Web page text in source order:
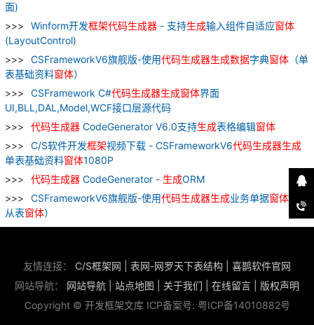
面)
Winform开发框架代码生成器 - 支持生成输入组件自适应窗体
(LayoutControl)
CSFrameworkV6旗舰版-使用代码生成器生成数据字典窗体 （单
表基础资料窗体）
CSFramework C#代码生成器生成窗体界面
UI,BLL,DAL,Model,WCF接口层源代码
代码生成器 CodeGenerator V6.0支持生成表格编辑窗体
C/S软件开发框架视频下载 - CSFrameworkV6代码生成器生成
单表基础资料窗体1080P
代码生成器 CodeGenerator - 生成ORM
CSFrameworkV6旗舰版-使用代码生成器生成业务单据窗体
从表窗体）
友情连接： C/S框架网 表网-网罗天下表结构
喜鹊软件官网
网站导航： 网站导航 站点地图 关于我们 在线留言
版权声明
Copyright © 开发框架文库 ICP备案号: 粤ICP备14010882号